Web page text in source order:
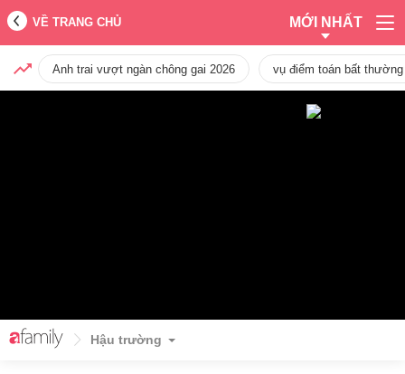
VỀ TRANG CHỦ MỚI NHẤT
Anh trai vượt ngàn chông gai 2026 vụ điểm toán bất
Hậu trường